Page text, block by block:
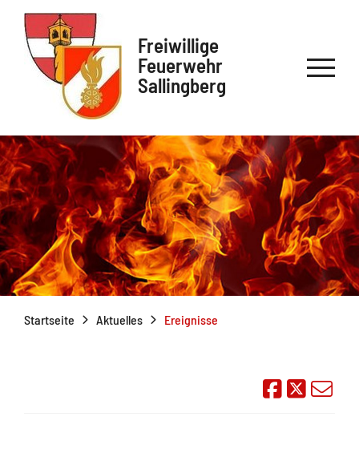
Freiwillige
Feuerwehr
Sallingberg
Startseite Aktuelles Ereignisse
Auf